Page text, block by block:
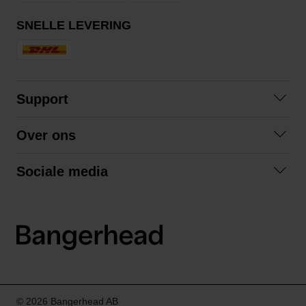
SNELLE LEVERING
Support
Algemene voorwaarden
Over ons
Sociale media
LinkedIn
© 2026 Bangerhead AB